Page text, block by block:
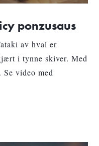
ponzusaus
av hval er
i tynne skiver. Med
Se video med